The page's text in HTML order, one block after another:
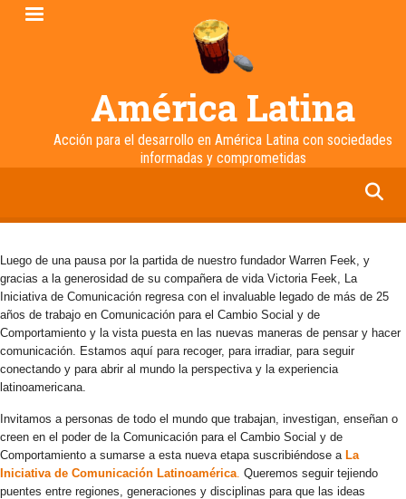
Pasar
América Latina
Acción para el desarrollo en América Latina con sociedades
informadas y comprometidas
Luego de una pausa por la partida de nuestro fundador Warren Feek, y
gracias a la generosidad de su compañera de vida Victoria Feek, La
Iniciativa de Comunicación regresa con el invaluable legado de más de 25
años de trabajo en Comunicación para el Cambio Social y de
Comportamiento y la vista puesta en las nuevas maneras de pensar y hacer
comunicación. Estamos aquí para recoger, para irradiar, para seguir
conectando y para abrir al mundo la perspectiva y la experiencia
latinoamericana.
Invitamos a personas de todo el mundo que trabajan, investigan, enseñan o
creen en el poder de la Comunicación para el Cambio Social y de
Comportamiento a sumarse a esta nueva etapa suscribiéndose a La
Iniciativa de Comunicación Latinoamérica. Queremos seguir tejiendo
puentes entre regiones, generaciones y disciplinas para que las ideas